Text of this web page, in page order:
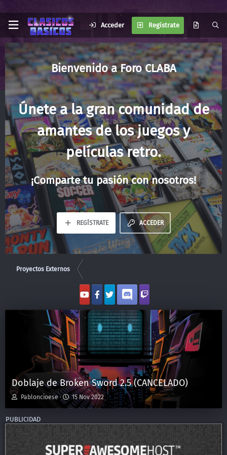
Acceder Regístrate
Foro CLABA
Únete a la gran comunidad de
amantes de los juegos y
películas retro.
¡Comparte tu pasión con nosotros!
ACCEDER
REGÍSTRATE
Proyectos Externos
Doblaje de Broken Sword 2.5 (CANCELADO)
I
c
Pabloncioese
S
t
r
a
15 Nov 2022